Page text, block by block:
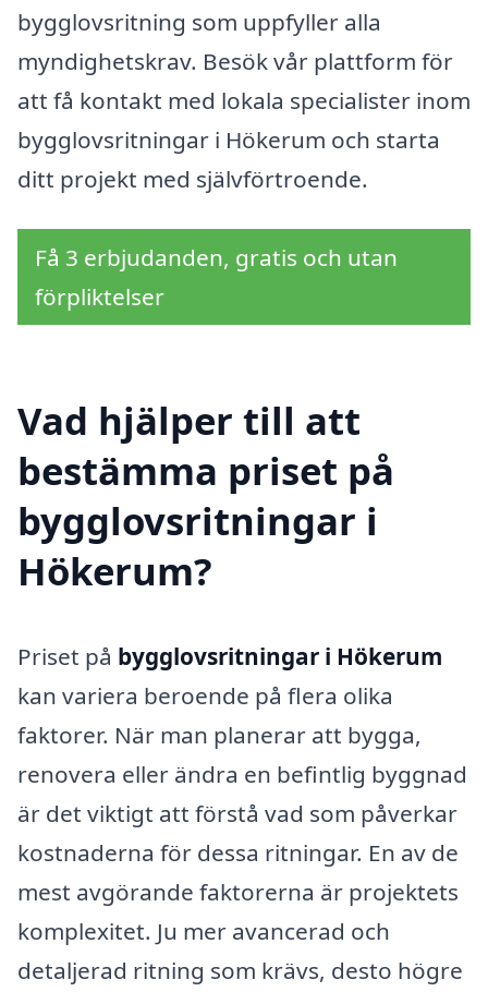
bygglovsritning som uppfyller alla
myndighetskrav. Besök vår plattform för
att få kontakt med lokala specialister inom
bygglovsritningar i Hökerum och starta
ditt projekt med självförtroende.
Få 3 erbjudanden, gratis och utan
förpliktelser
Vad hjälper till att
bestämma priset på
bygglovsritningar i
Hökerum?
Priset på bygglovsritningar i Hökerum
kan variera beroende på flera olika
faktorer. När man planerar att bygga,
renovera eller ändra en befintlig byggnad
är det viktigt att förstå vad som påverkar
kostnaderna för dessa ritningar. En av de
mest avgörande faktorerna är projektets
komplexitet. Ju mer avancerad och
detaljerad ritning som krävs, desto högre